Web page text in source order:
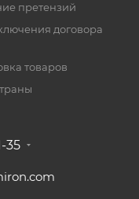
претензий
договора
товаров
35